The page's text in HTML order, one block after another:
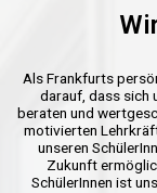
Als Frankfurts
darauf, dass sich
beraten und
motivierten
unseren
Zukunft
SchülerInnen ist